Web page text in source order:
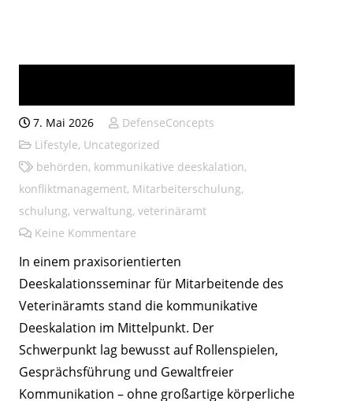
7. Mai 2026
DefenseConcepts
Lifestyle, Uncategorized
behörden, kommunikative deeskalation,
konfliktmanagement, Mitarbeiterschulung,
schulung, verwaltung, veterinäramt
Keine Kommentare
In einem praxisorientierten
Deeskalationsseminar für Mitarbeitende des
Veterinäramts stand die kommunikative
Deeskalation im Mittelpunkt. Der
Schwerpunkt lag bewusst auf Rollenspielen,
Gesprächsführung und Gewaltfreier
Kommunikation – ohne großartige körperliche